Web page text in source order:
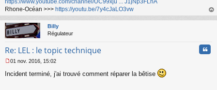
https://www.youtube.com/channel/UC99xju ... J1jNp3FLhA
Rhone-Océan >>> https://youtu.be/7y4cJaLO3vw
au
Billy
Régulateur
Re: LEL : le topic technique
e
01 nov. 2016, 15:02
Incident terminé, j'ai trouvé comment réparer la bêtise